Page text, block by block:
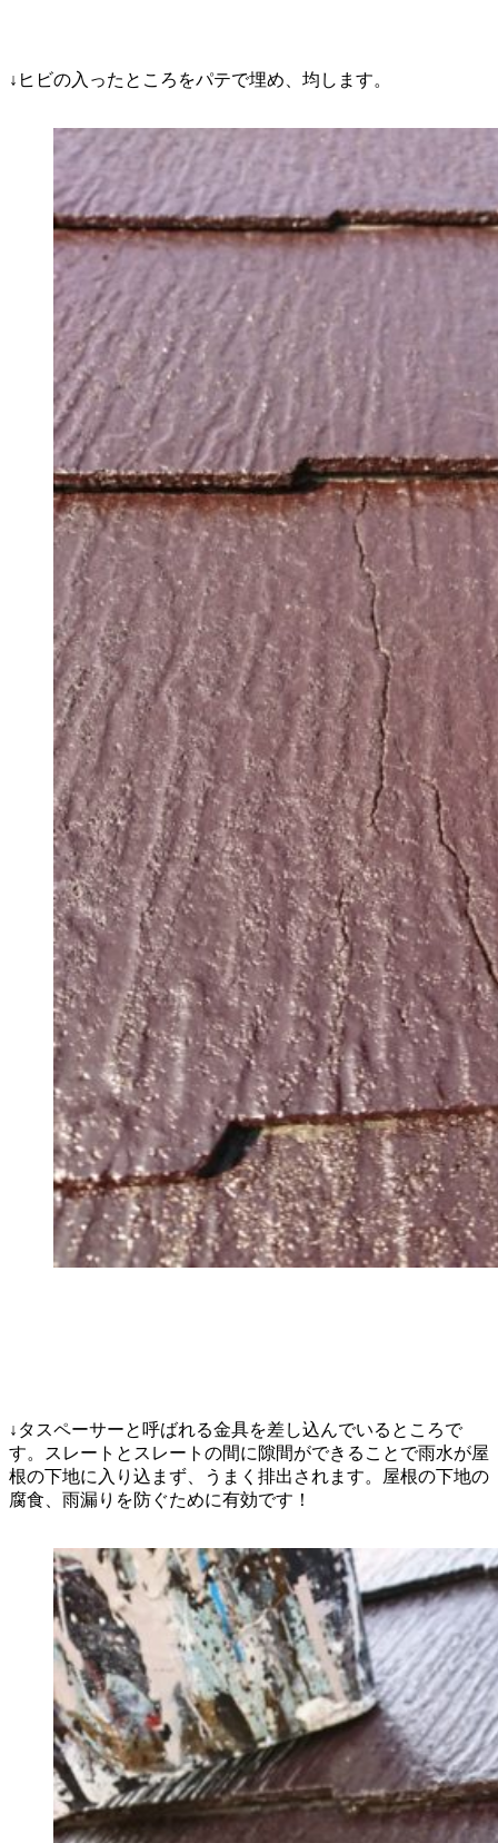
↓ヒビの入ったところをパテで埋め、均します。
↓タスペーサーと呼ばれる金具を差し込んでいるところで
す。スレートとスレートの間に隙間ができることで雨水が屋
根の下地に入り込まず、うまく排出されます。屋根の下地の
腐食、雨漏りを防ぐために有効です！